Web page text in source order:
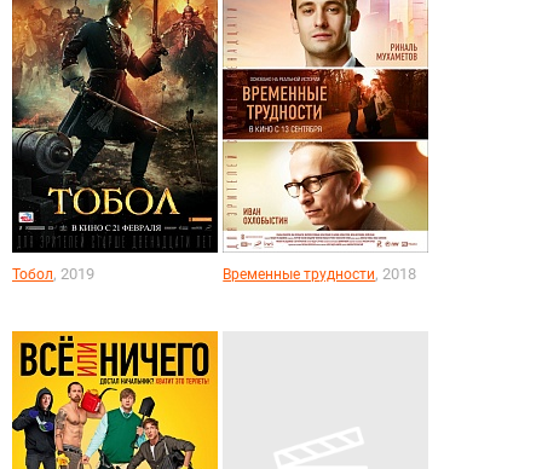
Тобол, 2019 Временные трудности, 2018